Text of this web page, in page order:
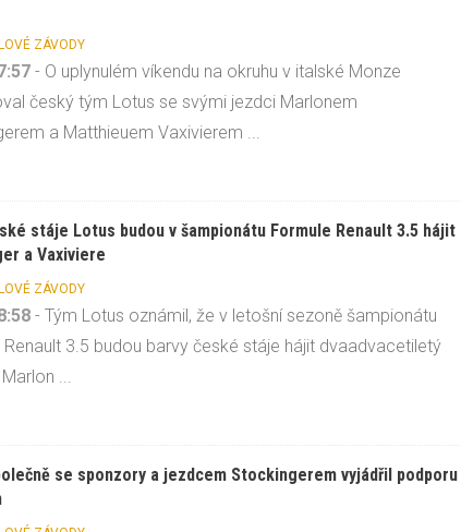
ZÁVODY
- O uplynulém víkendu na okruhu v italské Monze
český tým Lotus se svými jezdci Marlonem
a Matthieuem Vaxivierem ...
stáje Lotus budou v šampionátu Formule Renault 3.5 hájit
a Vaxiviere
ZÁVODY
- Tým Lotus oznámil, že v letošní sezoně šampionátu
Renault 3.5 budou barvy české stáje hájit dvaadvacetiletý
...
se sponzory a jezdcem Stockingerem vyjádřil podporu